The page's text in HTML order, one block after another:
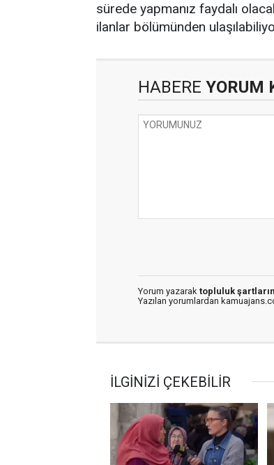
sürede yapmanız faydalı
ilanlar bölümünden
HABERE YORUM
Yorum yazarak topluluk
Yazılan yorumlardan